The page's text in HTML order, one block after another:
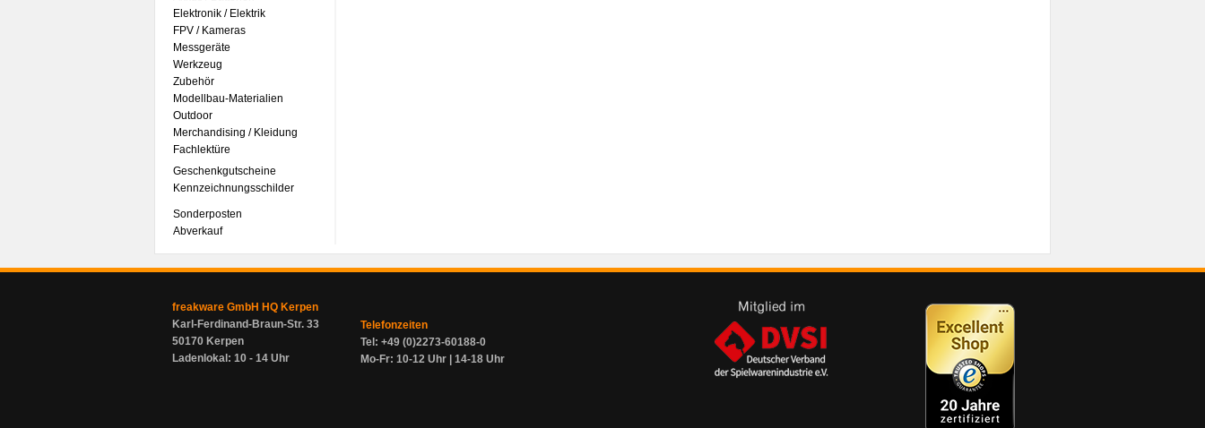
Elektronik / Elektrik
FPV / Kameras
Messgeräte
Werkzeug
Zubehör
Modellbau-Materialien
Outdoor
Merchandising / Kleidung
Fachlektüre
Geschenkgutscheine
Kennzeichnungsschilder
Sonderposten
Abverkauf
freakware GmbH HQ Kerpen
Karl-Ferdinand-Braun-Str. 33
50170 Kerpen
Ladenlokal: 10 - 14 Uhr
Telefonzeiten
Tel: +49 (0)2273-60188-0
Mo-Fr: 10-12 Uhr | 14-18 Uhr